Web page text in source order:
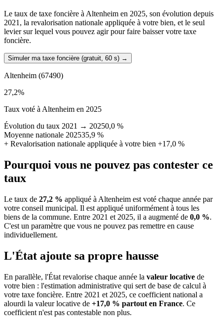
Le taux de taxe foncière à Altenheim en 2025, son évolution depuis
2021, la revalorisation nationale appliquée à votre bien, et le seul
levier sur lequel vous pouvez agir pour faire baisser votre taxe
foncière.
Simuler ma taxe foncière (gratuit, 60 s) →
Altenheim (67490)
27,2%
Taux voté à Altenheim en 2025
Évolution du taux 2021 → 20250,0 %
Moyenne nationale 202535,9 %
+ Revalorisation nationale appliquée à votre bien +17,0 %
Pourquoi vous ne pouvez pas contester ce
taux
Le taux de 27,2 % appliqué à Altenheim est voté chaque année par
votre conseil municipal. Il est appliqué uniformément à tous les
biens de la commune. Entre 2021 et 2025, il a augmenté de 0,0 %.
C'est un paramètre que vous ne pouvez pas remettre en cause
individuellement.
L'État ajoute sa propre hausse
En parallèle, l'État revalorise chaque année la valeur locative de
votre bien : l'estimation administrative qui sert de base de calcul à
votre taxe foncière. Entre 2021 et 2025, ce coefficient national a
alourdi la valeur locative de +17,0 % partout en France. Ce
coefficient n'est pas contestable non plus.